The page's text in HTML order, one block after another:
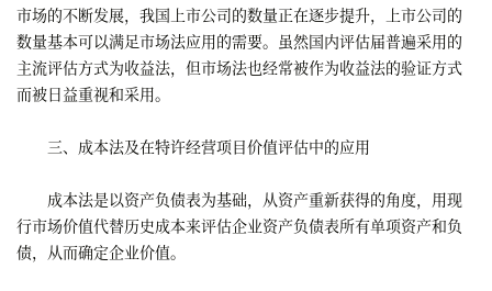
市场的不断发展，我国上市公司的数量正在逐步提升，上市公司的
数量基本可以满足市场法应用的需要。虽然国内评估届普遍采用的
主流评估方式为收益法，但市场法也经常被作为收益法的验证方式
而被日益重视和采用。
三、成本法及在特许经营项目价值评估中的应用
成本法是以资产负债表为基础，从资产重新获得的角度，用现
行市场价值代替历史成本来评估企业资产负债表所有单项资产和负
债，从而确定企业价值。